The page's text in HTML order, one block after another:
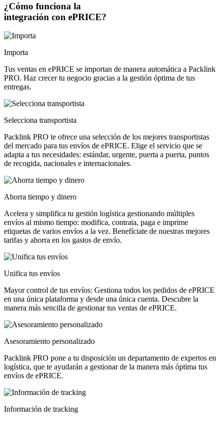
¿Cómo funciona la
integración con ePRICE?
Importa
Tus ventas en ePRICE se importan de manera automática a Packlink
PRO. Haz crecer tu negocio gracias a la gestión óptima de tus
entregas.
Selecciona transportista
Packlink PRO te ofrece una selección de los mejores transportistas
del mercado para tus envíos de ePRICE. Elige el servicio que se
adapta a tus necesidades: estándar, urgente, puerta a puerta, puntos
de recogida, nacionales e internacionales.
Ahorra tiempo y dinero
Acelera y simplifica tu gestión logística gestionando múltiples
envíos al mismo tiempo: modifica, contrata, paga e imprime
etiquetas de varios envíos a la vez. Benefíciate de nuestras mejores
tarifas y ahorra en los gastos de envío.
Unifica tus envíos
Mayor control de tus envíos: Gestiona todos los pedidos de ePRICE
en una única plataforma y desde una única cuenta. Descubre la
manera más sencilla de gestionar tus ventas de ePRICE.
Asesoramiento personalizado
Packlink PRO pone a tu disposición un departamento de expertos en
logística, que te ayudarán a gestionar de la manera más óptima tus
envíos de ePRICE.
Información de tracking